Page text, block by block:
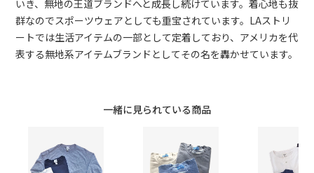
いき、無地の王道ブランドへと成長し続けています。着心地も抜
群なのでスポーツウェアとしても重宝されています。LAストリ
ートでは生活アイテムの一部として定着しており、アメリカを代
表する無地系アイテムブランドとしてその名を轟かせています。
一緒に見られている商品